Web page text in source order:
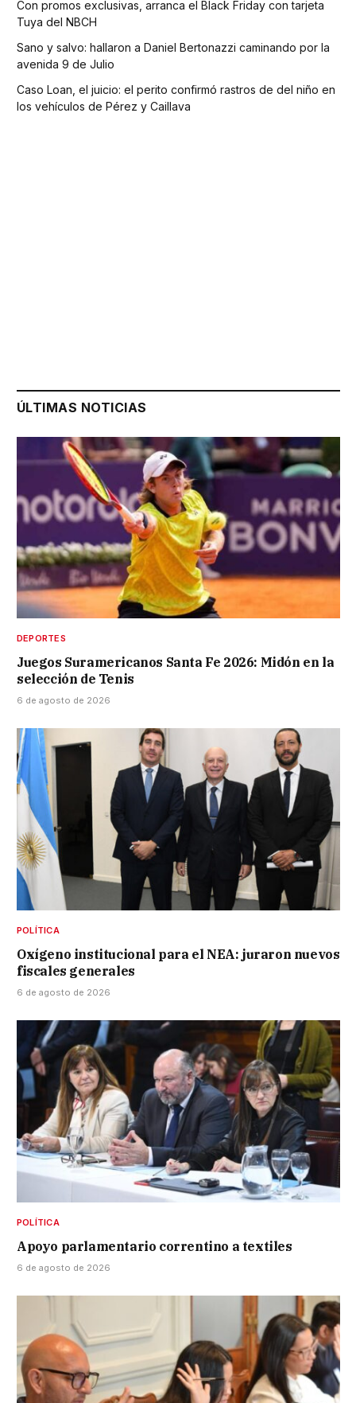
Con promos exclusivas, arranca el Black Friday con tarjeta
Tuya del NBCH
Sano y salvo: hallaron a Daniel Bertonazzi caminando por la
avenida 9 de Julio
Caso Loan, el juicio: el perito confirmó rastros de del niño en
los vehículos de Pérez y Caillava
ÚLTIMAS NOTICIAS
DEPORTES
Juegos Suramericanos Santa Fe 2026: Midón en la
selección de Tenis
6 de agosto de 2026
POLÍTICA
Oxígeno institucional para el NEA: juraron nuevos
fiscales generales
6 de agosto de 2026
POLÍTICA
Apoyo parlamentario correntino a textiles
6 de agosto de 2026